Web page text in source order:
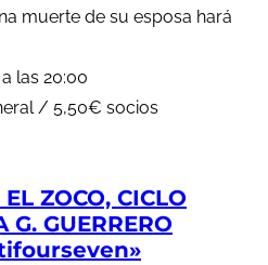
muerte de su esposa hará
las 20:00
/ 5,50€ socios
ZOCO, CICLO
G. GUERRERO